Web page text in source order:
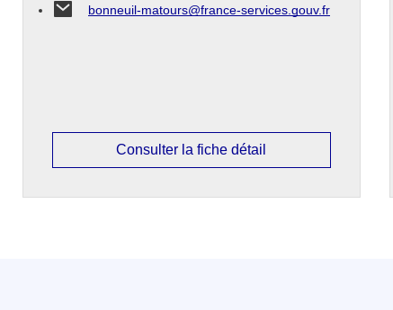
bonneuil-matours@france-services.gouv.fr
Consulter la fiche détail